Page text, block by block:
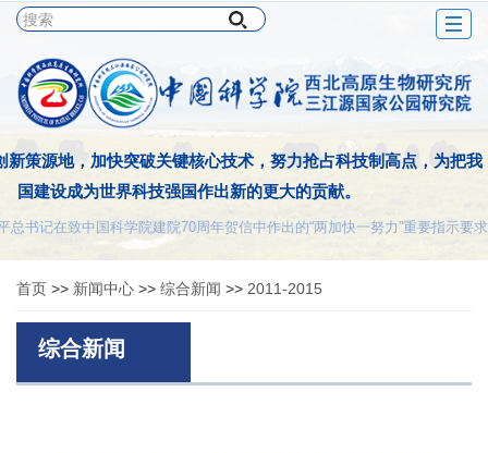
新策源地，加快突破关键核心技术，努力抢占科技制高点，为把我
国建设成为世界科技强国作出新的更大的贡献。
书记在致中国科学院建院70周年贺信中作出的“两加快一努力”重要指示要求
首页 >> 新闻中心 >> 综合新闻 >> 2011-2015
综合新闻